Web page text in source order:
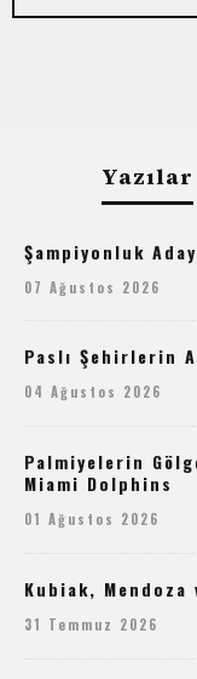
Yazılar
Şampiyonluk
07 Ağustos 2026
Paslı Şehirlerin
04 Ağustos 2026
Palmiyelerin
Miami Dolphins
01 Ağustos 2026
Kubiak, Mendoza
31 Temmuz 2026